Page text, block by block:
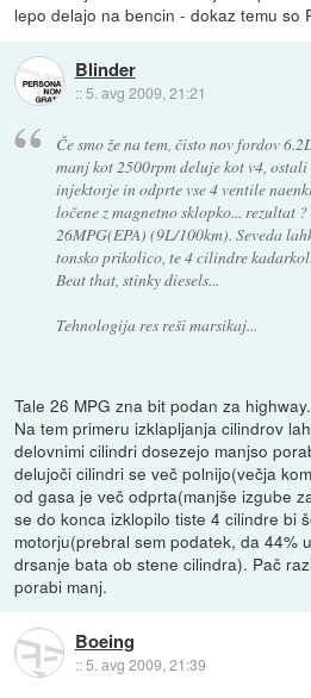
lepo delajo na bencin - dokaz temu so
Blinder
:: 5. avg 2009, 21:21
Če smo že na tem, čisto nov fordov
manj kot 2500rpm deluje kot v4,
injektorje in odprte vse 4 ventile
ločene z magnetno sklopko... rezultat
26MPG(EPA) (9L/100km). Seveda
tonsko prikolico, te 4 cilindre
Beat that, stinky diesels...
Tehnologija res reši marsikaj...
Tale 26 MPG zna bit podan za highway.
Na tem primeru izklapljanja cilindrov
delovnimi cilindri dosezejo manjso
delujoči cilindri se več polnijo(večja
od gasa je več odprta(manjše izgube
se do konca izklopilo tiste 4 cilindre bi
motorju(prebral sem podatek, da 44%
drsanje bata ob stene cilindra). Pač
porabi manj.
Boeing
::5. avg 2009, 21:39